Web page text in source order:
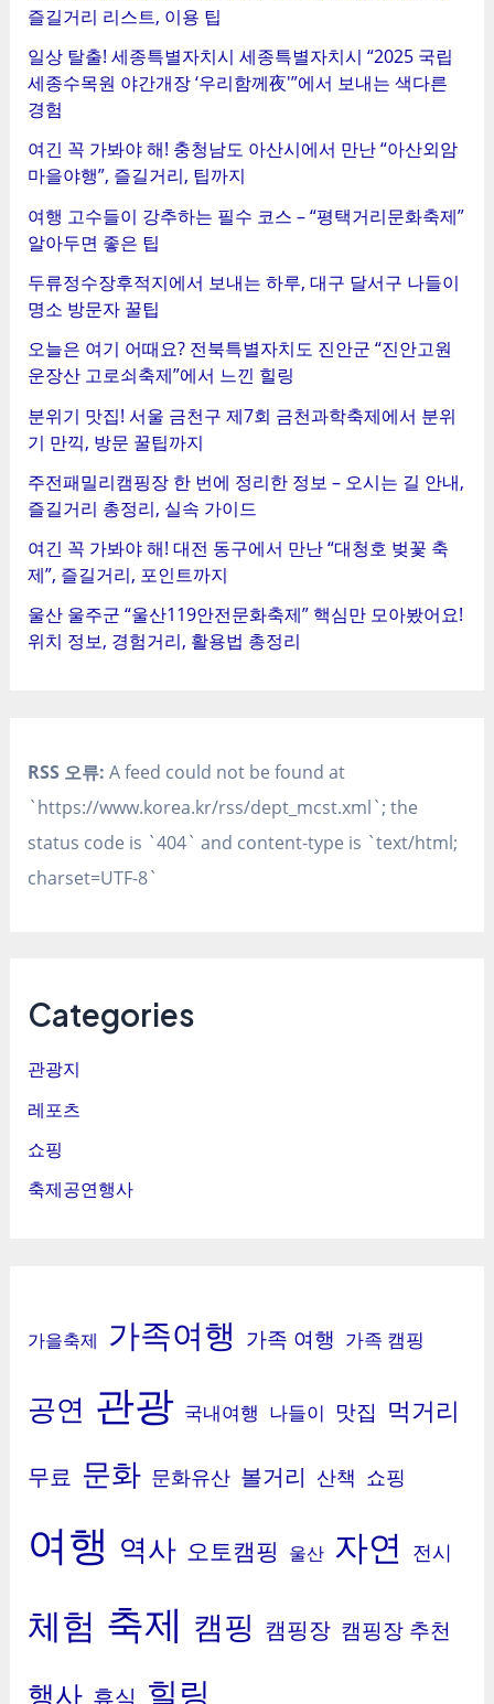
즐길거리 리스트, 이용 팁
일상 탈출! 세종특별자치시 세종특별자치시 “2025 국립
세종수목원 야간개장 ‘우리함께夜'”에서 보내는 색다른
경험
여긴 꼭 가봐야 해! 충청남도 아산시에서 만난 “아산외암
마을야행”, 즐길거리, 팁까지
여행 고수들이 강추하는 필수 코스 – “평택거리문화축제”
알아두면 좋은 팁
두류정수장후적지에서 보내는 하루, 대구 달서구 나들이
명소 방문자 꿀팁
오늘은 여기 어때요? 전북특별자치도 진안군 “진안고원
운장산 고로쇠축제”에서 느낀 힐링
분위기 맛집! 서울 금천구 제7회 금천과학축제에서 분위
기 만끽, 방문 꿀팁까지
주전패밀리캠핑장 한 번에 정리한 정보 – 오시는 길 안내,
즐길거리 총정리, 실속 가이드
여긴 꼭 가봐야 해! 대전 동구에서 만난 “대청호 벚꽃 축
제”, 즐길거리, 포인트까지
울산 울주군 “울산119안전문화축제” 핵심만 모아봤어요!
위치 정보, 경험거리, 활용법 총정리
RSS 오류: A feed could not be found at
`https://www.korea.kr/rss/dept_mcst.xml`; the
status code is `404` and content-type is `text/html;
charset=UTF-8`
Categories
관광지
레포츠
쇼핑
축제공연행사
가을축제 가족여행 가족 여행 가족 캠핑
공연 관광 국내여행 나들이 맛집 먹거리
무료 문화 문화유산 볼거리 산책 쇼핑
여행 역사 오토캠핑 울산 자연 전시
체험 축제 캠핑 캠핑장 캠핑장 추천
행사 휴식 힐링